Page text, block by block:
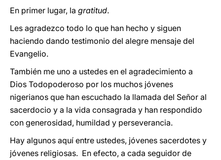
En primer lugar, la gratitud.
Les agradezco todo lo que han hecho y siguen
haciendo dando testimonio del alegre mensaje del
Evangelio.
También me uno a ustedes en el agradecimiento a
Dios Todopoderoso por los muchos jóvenes
nigerianos que han escuchado la llamada del Señor al
sacerdocio y a la vida consagrada y han respondido
con generosidad, humildad y perseverancia.
Hay algunos aquí entre ustedes, jóvenes sacerdotes y
jóvenes religiosas. En efecto, a cada seguidor de